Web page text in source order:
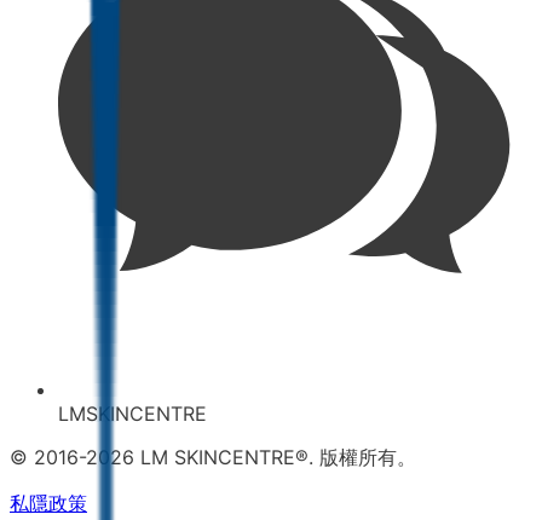
LMSKINCENTRE
© 2016-2026 LM SKINCENTRE®. 版權所有。
私隱政策